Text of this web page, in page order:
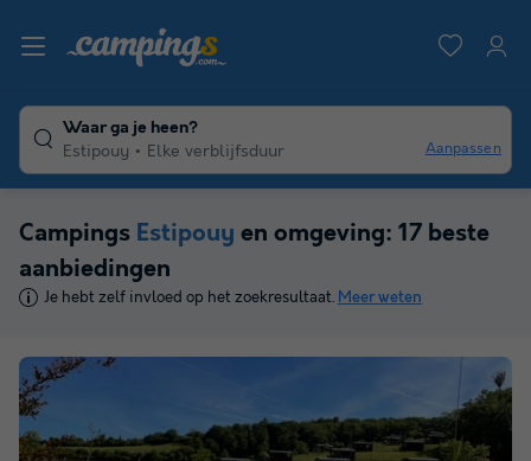
Waar ga je heen?
Estipouy
Elke verblijfsduur Aanpassen
Campings Estipouy en omgeving: 17 beste
aanbiedingen
Je hebt zelf invloed op het zoekresultaat. Meer weten